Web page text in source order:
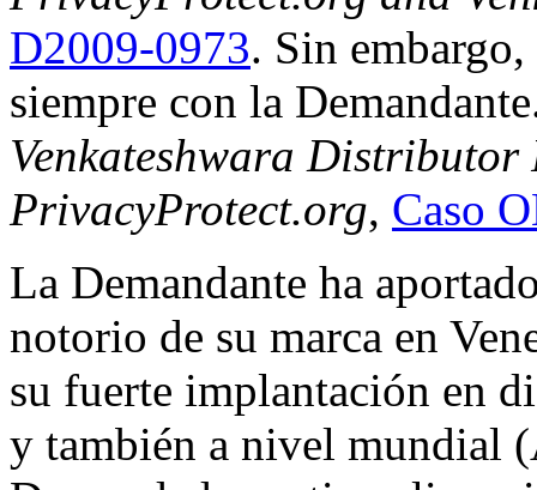
D2009-0973. Sin
siempre con la
Venkateshwara
PrivacyProtect.org, Caso
La Demandante ha
notorio de su marca en
su fuerte implantación en
y también a nivel mundial